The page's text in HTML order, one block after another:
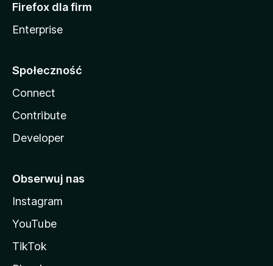
Firefox dla firm
Enterprise
Społeczność
Connect
Contribute
Developer
Obserwuj nas
Instagram
YouTube
TikTok